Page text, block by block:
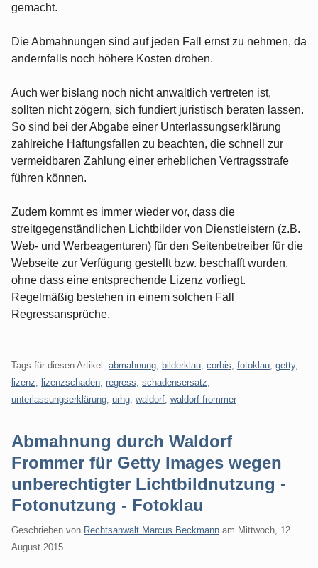
gemacht.
Die Abmahnungen sind auf jeden Fall ernst zu nehmen, da
andernfalls noch höhere Kosten drohen.
Auch wer bislang noch nicht anwaltlich vertreten ist,
sollten nicht zögern, sich fundiert juristisch beraten lassen.
So sind bei der Abgabe einer Unterlassungserklärung
zahlreiche Haftungsfallen zu beachten, die schnell zur
vermeidbaren Zahlung einer erheblichen Vertragsstrafe
führen können.
Zudem kommt es immer wieder vor, dass die
streitgegenständlichen Lichtbilder von Dienstleistern (z.B.
Web- und Werbeagenturen) für den Seitenbetreiber für die
Webseite zur Verfügung gestellt bzw. beschafft wurden,
ohne dass eine entsprechende Lizenz vorliegt.
Regelmäßig bestehen in einem solchen Fall
Regressansprüche.
Tags für diesen Artikel: abmahnung bilderklau corbis fotoklau getty,
lizenz
lizenzschaden regress schadensersatz
unterlassungserklärung urhg waldorf waldorf frommer
Abmahnung durch Waldorf
Frommer für Getty Images wegen
unberechtigter Lichtbildnutzung -
Fotonutzung - Fotoklau
Geschrieben von Rechtsanwalt Marcus Beckmann am Mittwoch, 12.
August 2015